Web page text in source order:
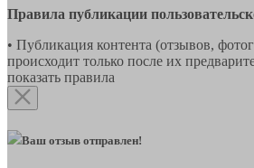
Правила публикации
• Публикация контента (отзывов,
происходит только после их
показать правила
Ваш отзыв отправлен!